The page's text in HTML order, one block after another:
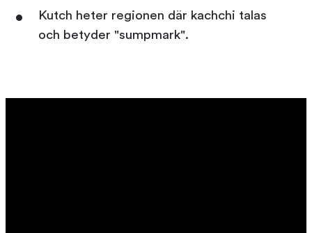
Kutch heter regionen där kachchi talas
och betyder "sumpmark".